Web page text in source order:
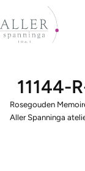
11144-
Rosegouden
Aller Spanninga